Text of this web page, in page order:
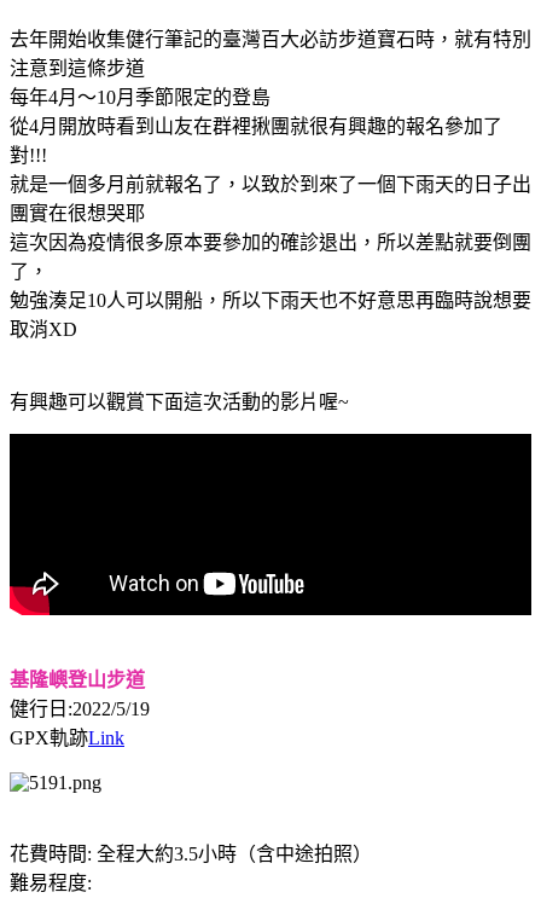
去年開始收集健行筆記的臺灣百大必訪步道寶石時，就有特別
注意到這條步道
每年4月～10月季節限定的登島
從4月開放時看到山友在群裡揪團就很有興趣的報名參加了
對!!!
就是一個多月前就報名了，以致於到來了一個下雨天的日子出
團實在很想哭耶
這次因為疫情很多原本要參加的確診退出，所以差點就要倒團
了，
勉強湊足10人可以開船，所以下雨天也不好意思再臨時說想要
取消XD
有興趣可以觀賞下面這次活動的影片喔~
基隆嶼登山步道
健行日:2022/5/19
GPX軌跡Link
花費時間: 全程大約3.5小時（含中途拍照）
難易程度: